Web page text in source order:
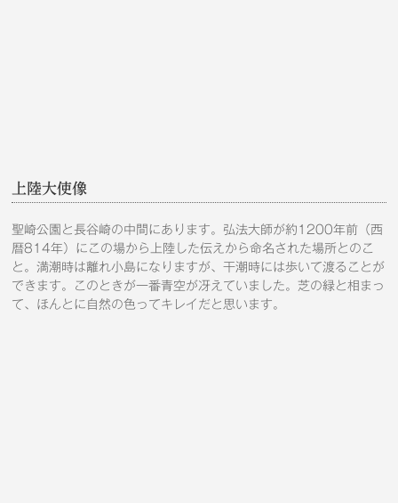
上陸大使像
聖崎公園と長谷崎の中間にあります。弘法大師が約1200年前（西
暦814年）にこの場から上陸した伝えから命名された場所とのこ
と。満潮時は離れ小島になりますが、干潮時には歩いて渡ることが
できます。このときが一番青空が冴えていました。芝の緑と相まっ
て、ほんとに自然の色ってキレイだと思います。